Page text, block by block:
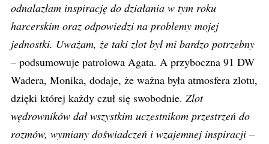
odnalazłam inspirację do działania w tym roku
harcerskim oraz odpowiedzi na problemy mojej
jednostki. Uważam, że taki zlot był mi bardzo potrzebny
– podsumowuje patrolowa Agata. A przyboczna 91 DW
Wadera, Monika, dodaje, że ważna była atmosfera zlotu,
dzięki której każdy czuł się swobodnie. Zlot
wędrowników dał wszystkim uczestnikom przestrzeń do
rozmów, wymiany doświadczeń i wzajemnej inspiracji –